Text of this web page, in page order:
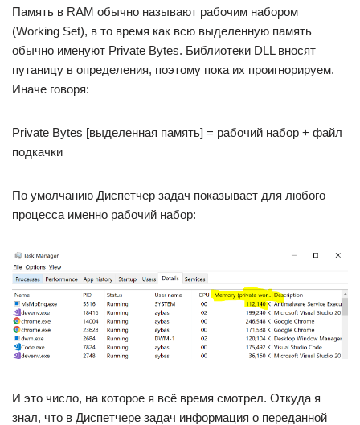
Память в RAM обычно называют рабочим набором
(Working Set), в то время как всю выделенную память
обычно именуют Private Bytes. Библиотеки DLL вносят
путаницу в определения, поэтому пока их проигнорируем.
Иначе говоря:
Private Bytes [выделенная память] = рабочий набор + файл
подкачки
По умолчанию Диспетчер задач показывает для любого
процесса именно рабочий набор:
И это число, на которое я всё время смотрел. Откуда я
знал, что в Диспетчере задач информация о переданной